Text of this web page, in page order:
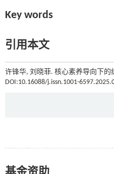
Key words
引用本文
许锋华, 刘晓菲. 核心素养导向下
DOI:10.16088/j.issn.1001-